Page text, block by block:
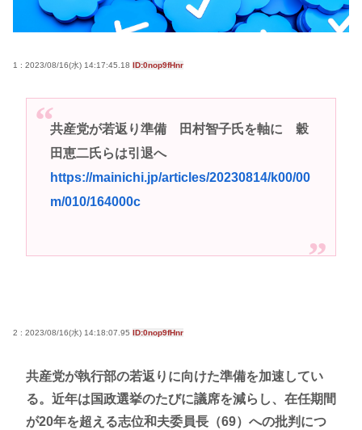
高市早苗「寝てない」それは分かったが「徹夜した
以外に見たことないのだが
サイン入りドラム・スティックをプレゼントw
若くて美人なママと親友の淫らな行為内容を毎回聞
かされる「女神の加護を受けしママのサーガ」3巻 今
ガチで “ママ” ブーム来てるよな
ポケカ資産が100万円超えた男の子www
まれるの？
1 : 2023/08/16(水) 14:17:45.18 ID:0nop9fHnr
共産党が若返り準備 田村智子氏を軸に 穀
田恵二氏らは引退へ
https://mainichi.jp/articles/20230814/k00/00
m/010/164000c
2 : 2023/08/16(水) 14:18:07.95 ID:0nop9fHnr
共産党が執行部の若返りに向けた準備を加速してい
る。近年は国政選挙のたびに議席を減らし、在任期間
が20年を超える志位和夫委員長（69）への批判につ